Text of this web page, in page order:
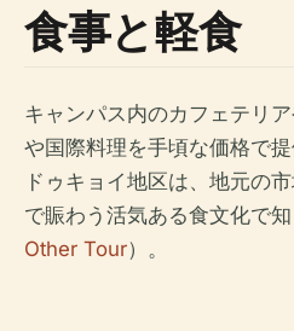
食事と軽食
キャンパス内のカフェテリ
や国際料理を手頃な価格で
ドゥキョイ地区は、地元の
で賑わう活気ある食文化で
Other Tour）。